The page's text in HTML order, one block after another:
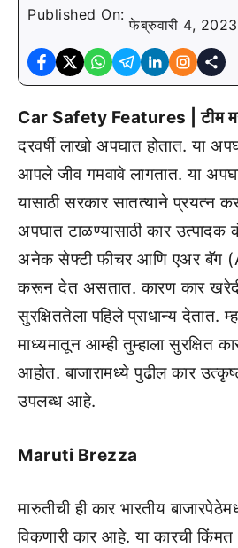
Published On:
फेब्रुवारी 4,
Car Safety Features | टीम
दरवर्षी लाखो अपघात होतात. या
आपले जीव गमवावे लागतात. या
यासाठी सरकार सातत्याने प्रयत्न
अपघात टाळण्यासाठी कार उत्पादक
अनेक सेफ्टी फीचर आणि एअर बॅग
करून देत असतात. कारण कार
सुरक्षिततेला पहिले प्राधान्य देतात.
माध्यमातून आम्ही तुम्हाला सुरक्षित
आहोत. बाजारामध्ये पुढील कार
उपलब्ध आहे.
Maruti Brezza
मारुतीची ही कार भारतीय
विकणारी कार आहे. या कारची